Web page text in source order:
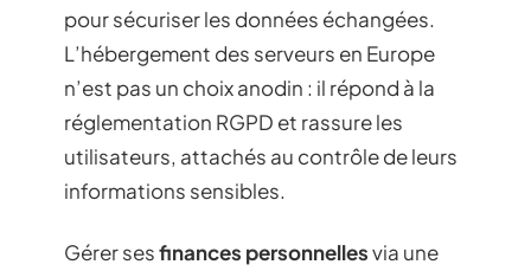
pour sécuriser les données échangées.
L’hébergement des serveurs en Europe
n’est pas un choix anodin : il répond à la
réglementation RGPD et rassure les
utilisateurs, attachés au contrôle de leurs
informations sensibles.
Gérer sesfinances personnellesvia une